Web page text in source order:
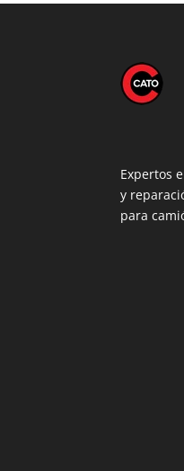
Expertos
y
para